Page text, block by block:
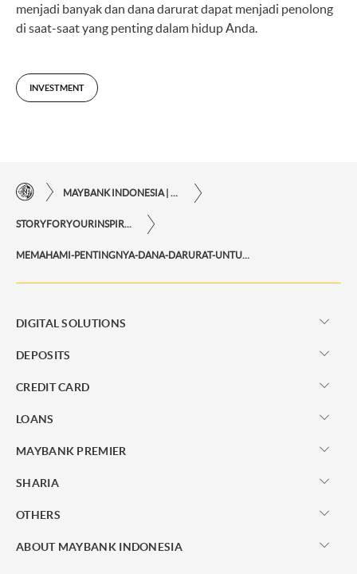
menjadi banyak dan dana darurat dapat menjadi penolong
di saat-saat yang penting dalam hidup Anda.
INVESTMENT
MAYBANK INDONESIA | THE EASE OF FINANCIAL TRANSACTIONS IN JUST ONE CLICK AWAY
STORYFORYOURINSPIRATIONPERSONAL
MEMAHAMI-PENTINGNYA-DANA-DARURAT-UNTUK-ANDA
DIGITAL SOLUTIONS
DEPOSITS
CREDIT CARD
LOANS
MAYBANK PREMIER
SHARIA
OTHERS
ABOUT MAYBANK INDONESIA